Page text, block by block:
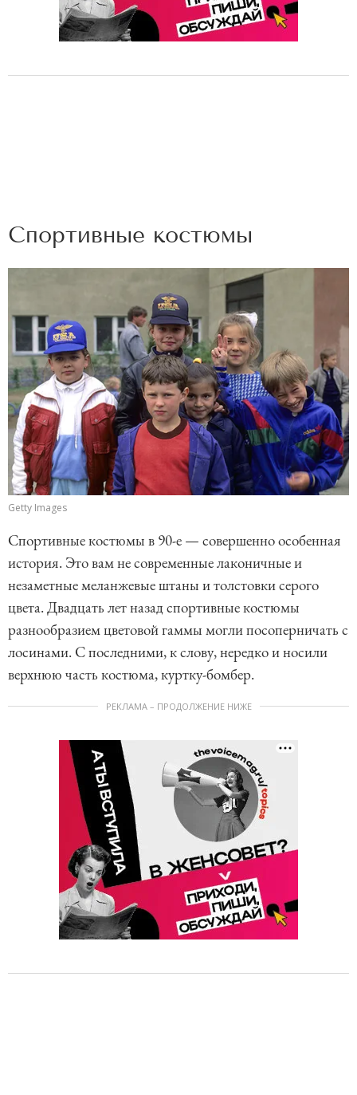
Спортивные костюмы
Getty Images
Спортивные костюмы в 90-е — совершенно особенная
история. Это вам не современные лаконичные и
незаметные меланжевые штаны и толстовки серого
цвета. Двадцать лет назад спортивные костюмы
разнообразием цветовой гаммы могли посоперничать с
лосинами. С последними, к слову, нередко и носили
верхнюю часть костюма, куртку-бомбер.
РЕКЛАМА – ПРОДОЛЖЕНИЕ НИЖЕ